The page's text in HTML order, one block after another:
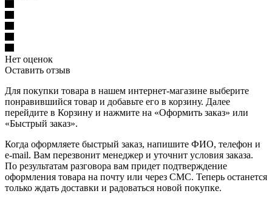
Нет оценок
Оставить отзыв
Для покупки товара в нашем интернет-магазине выберите
понравившийся товар и добавьте его в корзину. Далее
перейдите в Корзину и нажмите на «Оформить заказ» или
«Быстрый заказ».
Когда оформляете быстрый заказ, напишите ФИО, телефон и
e-mail. Вам перезвонит менеджер и уточнит условия заказа.
По результатам разговора вам придет подтверждение
оформления товара на почту или через СМС. Теперь останется
только ждать доставки и радоваться новой покупке.